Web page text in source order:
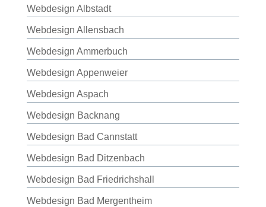
Webdesign Albstadt
Webdesign Allensbach
Webdesign Ammerbuch
Webdesign Appenweier
Webdesign Aspach
Webdesign Backnang
Webdesign Bad Cannstatt
Webdesign Bad Ditzenbach
Webdesign Bad Friedrichshall
Webdesign Bad Mergentheim